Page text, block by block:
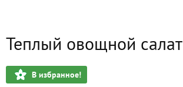
Теплый овощной салат
В избранное!